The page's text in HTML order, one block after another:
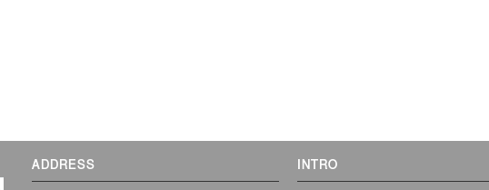
ADDRESS INTRO